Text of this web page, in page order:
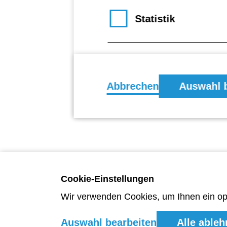
Footer
Cookie-Einstellungen
Wir verwenden Cookies, um Ihnen ein
Auswahl bearbeiten Alle
Statistik
Abbrechen
Auswahl